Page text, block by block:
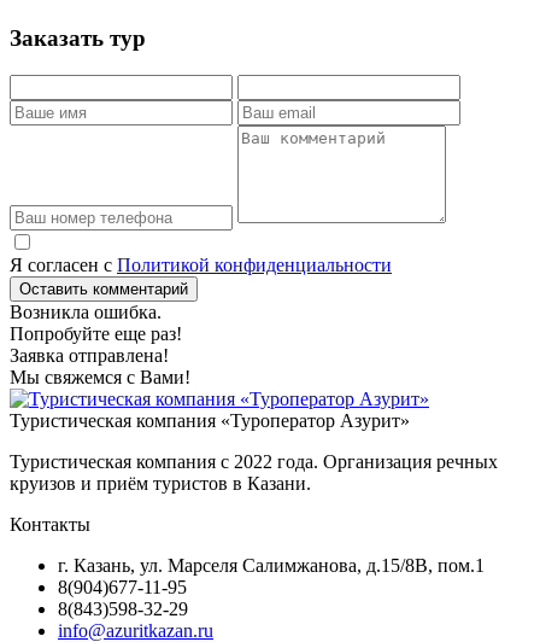
Заказать тур
Я согласен с Политикой конфиденциальности
Оставить комментарий
Возникла ошибка.
Попробуйте еще раз!
Заявка отправлена!
Мы свяжемся с Вами!
Туристическая компания «Туроператор Азурит»
Туристическая компания с 2022 года. Организация речных
круизов и приём туристов в Казани.
Контакты
г. Казань, ул. Марселя Салимжанова, д.15/8В, пом.1
8(904)677-11-95
8(843)598-32-29
info@azuritkazan.ru